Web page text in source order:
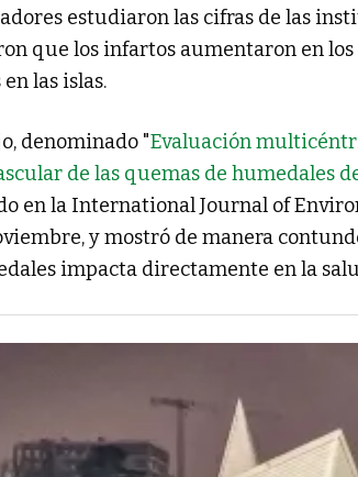
estudiaron las cifras de las
que los infartos aumentaron en
las islas.
denominado "Evaluación
de las quemas de humedales
en la International Journal of
y mostró de manera
impacta directamente en la